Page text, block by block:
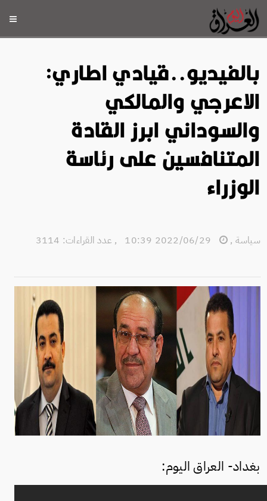
بالفيديو..قيادي اطاري:
الاعرجي والمالكي
والسوداني ابرز القادة
المتنافسين على رئاسة
الوزراء
سياسة ,
, عدد القراءات: 3114
بغداد- العراق اليوم: